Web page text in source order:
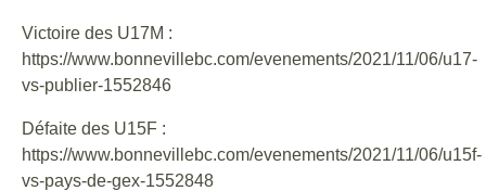
Victoire des U17M :
https://www.bonnevillebc.com/evenements/2021/11/06/u17-
vs-publier-1552846
Défaite des U15F :
https://www.bonnevillebc.com/evenements/2021/11/06/u15f-
vs-pays-de-gex-1552848